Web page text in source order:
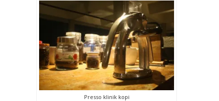
Presso klinik kopi